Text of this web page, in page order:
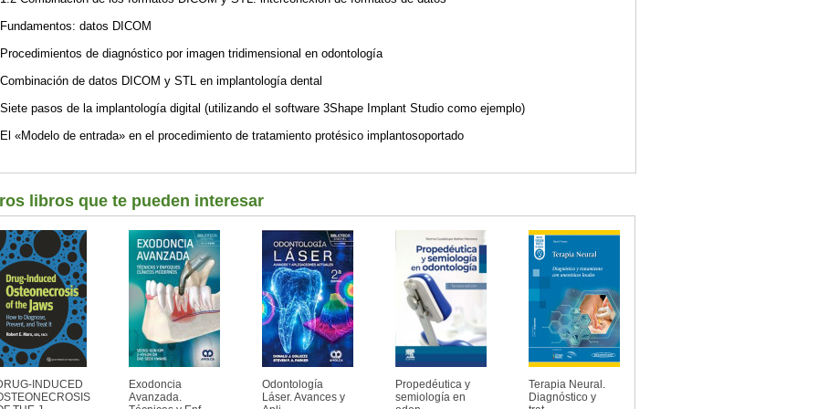
Fundamentos: datos DICOM
Procedimientos de diagnóstico por imagen tridimensional en odontología
Combinación de datos DICOM y STL en implantología dental
Siete pasos de la implantología digital (utilizando el software 3Shape Implant Studio como ejemplo)
El «Modelo de entrada» en el procedimiento de tratamiento protésico implantosoportado
libros que te pueden interesar
INDUCED
Exodoncia
Avanzada.
Odontología
Láser. Avances y
Propedéutica y
semiología en
Terapia Neural.
Diagnóstico y